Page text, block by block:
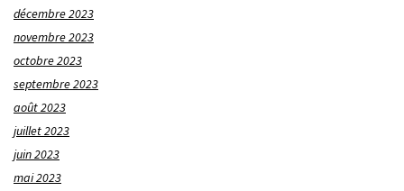
décembre 2023
novembre 2023
octobre 2023
septembre 2023
août 2023
juillet 2023
juin 2023
mai 2023